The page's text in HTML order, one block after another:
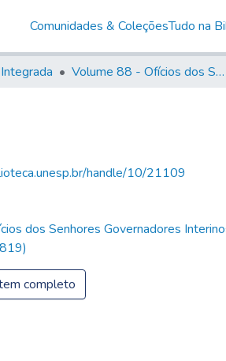
Comunidades & ColeçõesTudo na
Volume 88 - Ofícios dos Senhores Governadores Interinos da Capitania de São Paulo (1817- 1819)
handle/10/21109
dos Senhores Governadores
completo